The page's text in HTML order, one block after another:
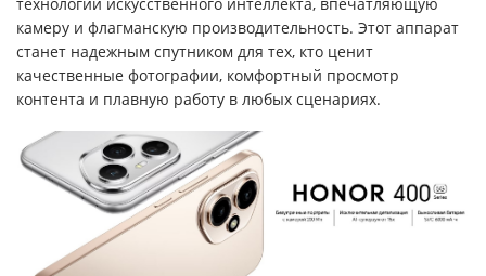
камеру и флагманскую производительность. Этот аппарат
станет надежным спутником для тех, кто ценит
качественные фотографии, комфортный просмотр
контента и плавную работу в любых сценариях.